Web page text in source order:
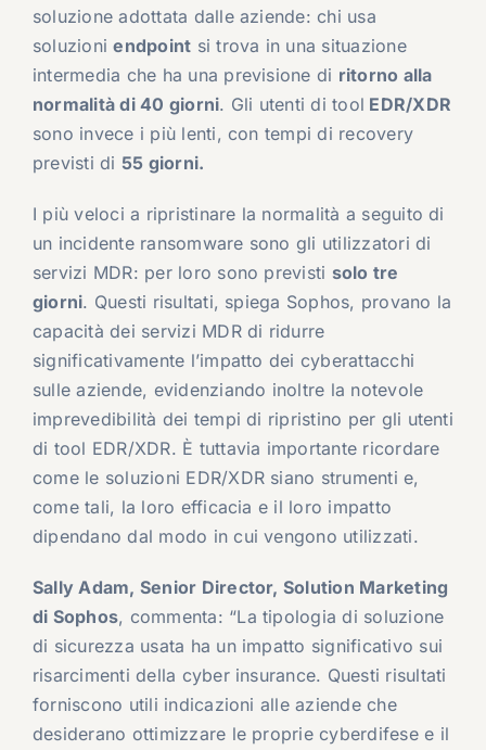
soluzione adottata dalle aziende: chi usa
soluzioniendpoint si trova in una situazione
intermedia che ha una previsione di ritorno alla
normalità di 40 giorni. Gli utenti di tool EDR/XDR
sono invece i più lenti, con tempi di recovery
previsti di 55 giorni.
I più veloci a ripristinare la normalità a seguito di
un incidente ransomware sono gli utilizzatori di
servizi MDR: per loro sono previsti solo tre
giorni. Questi risultati, spiega Sophos, provano la
capacità dei servizi MDR di ridurre
significativamente l’impatto dei cyberattacchi
sulle aziende, evidenziando inoltre la notevole
imprevedibilità dei tempi di ripristino per gli utenti
di tool EDR/XDR. È tuttavia importante ricordare
come le soluzioni EDR/XDR siano strumenti e,
come tali, la loro efficacia e il loro impatto
dipendano dal modo in cui vengono utilizzati.
Sally Adam, Senior Director, Solution Marketing
di Sophos, commenta: “La tipologia di soluzione
di sicurezza usata ha un impatto significativo sui
risarcimenti della cyber insurance. Questi risultati
forniscono utili indicazioni alle aziende che
desiderano ottimizzare le proprie cyberdifese e il